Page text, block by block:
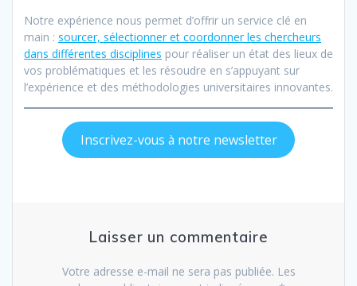
Notre expérience nous permet d’offrir un service clé en
main : sourcer, sélectionner et coordonner les chercheurs
dans différentes disciplines pour réaliser un état des lieux de
vos problématiques et les résoudre en s’appuyant sur
l’expérience et des méthodologies universitaires innovantes.
Inscrivez-vous à notre newsletter
Laisser un commentaire
Votre adresse e-mail ne sera pas publiée. Les